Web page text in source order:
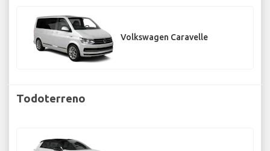
Volkswagen Caravelle
Todoterreno